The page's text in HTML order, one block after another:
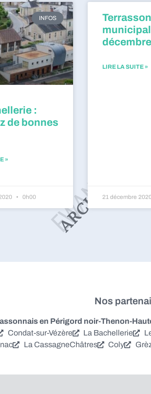
INFOS
:
de bonnes
»
0h00
décembre
LIRE LA SUITE »
21 décembre 2020
Nos
en Périgord noir-Thenon-
Condat-sur-Vézère La Bachellerie
La CassagneChâtres Coly